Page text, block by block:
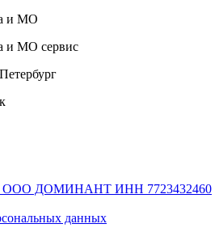
и МО
и МО сервис
- ООО ДОМИНАНТ ИНН 7723432460
данных